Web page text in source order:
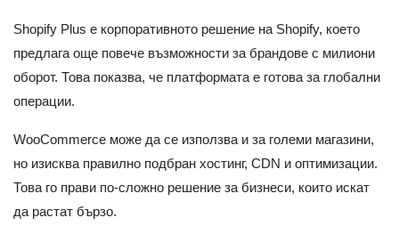
Shopify Plus е корпоративното решение на Shopify, което
предлага още повече възможности за брандове с милиони
оборот. Това показва, че платформата е готова за глобални
операции.
WooCommerce може да се използва и за големи магазини,
но изисква правилно подбран хостинг, CDN и оптимизации.
Това го прави по-сложно решение за бизнеси, които искат
да растат бързо.